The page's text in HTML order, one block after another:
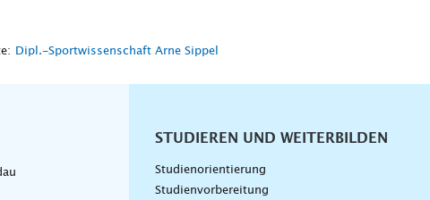
Dipl.-Sportwissenschaft Arne Sippel
Unternavigation
STUDIEREN UND WEITERBILDEN
Studienorientierung
Studienvorbereitung